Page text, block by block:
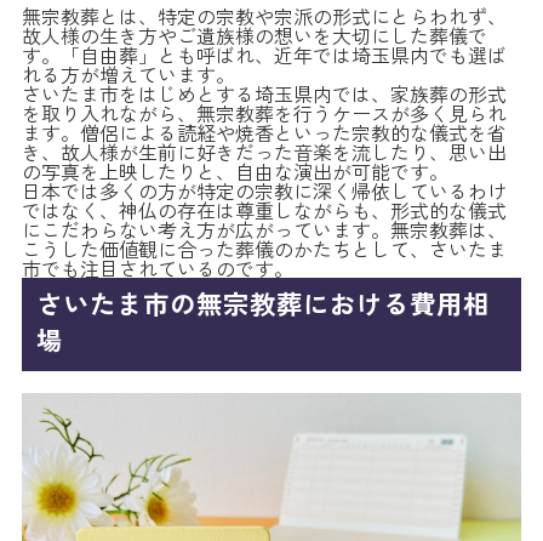
無宗教葬とは、特定の宗教や宗派の形式にとらわれず、
故人様の生き方やご遺族様の想いを大切にした葬儀で
す。「自由葬」とも呼ばれ、近年では埼玉県内でも選ば
れる方が増えています。
さいたま市をはじめとする埼玉県内では、家族葬の形式
を取り入れながら、無宗教葬を行うケースが多く見られ
ます。僧侶による読経や焼香といった宗教的な儀式を省
き、故人様が生前に好きだった音楽を流したり、思い出
の写真を上映したりと、自由な演出が可能です。
日本では多くの方が特定の宗教に深く帰依しているわけ
ではなく、神仏の存在は尊重しながらも、形式的な儀式
にこだわらない考え方が広がっています。無宗教葬は、
こうした価値観に合った葬儀のかたちとして、さいたま
市でも注目されているのです。
さいたま市の無宗教葬における費用相
場